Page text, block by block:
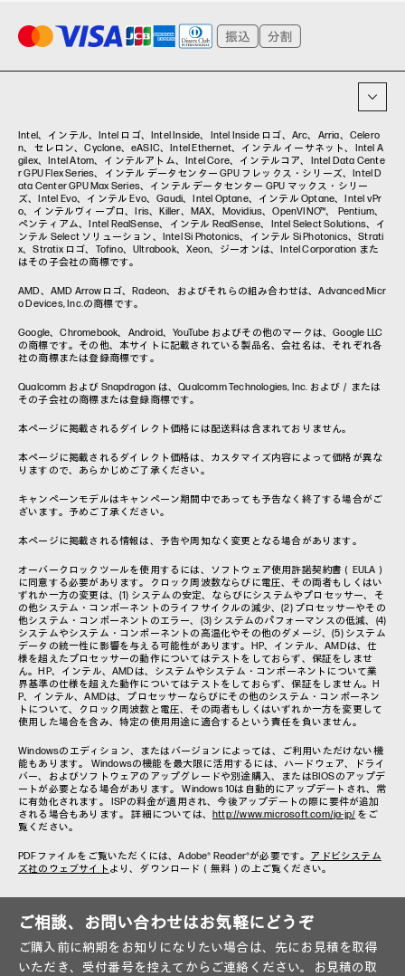
プリンター
タグ一覧
Intel、インテル、Intel ロゴ、Intel Inside、Intel Inside ロゴ、Arc、Arria、Celero
n、セレロン、Cyclone、eASIC、Intel Ethernet、インテル イーサネット、Intel A
gilex、Intel Atom、インテルアトム、Intel Core、インテルコア、Intel Data Cente
r GPU Flex Series、インテル データセンター GPU フレックス・シリーズ、Intel D
ata Center GPU Max Series、インテル データセンター GPU マックス・シリー
ズ、Intel Evo、インテル Evo、Gaudi、Intel Optane、インテル Optane、Intel vPr
o、インテルヴィープロ、Iris、Killer、MAX、Movidius、OpenVINO™、 Pentium、
ペンティアム、Intel RealSense、インテル RealSense、Intel Select Solutions、イ
ンテル Select ソリューション、Intel Si Photonics、インテル Si Photonics、Strati
x、Stratix ロゴ、Tofino、Ultrabook、Xeon、ジーオンは、Intel Corporation また
はその子会社の商標です。
AMD、AMD Arrowロゴ、Radeon、およびそれらの組み合わせは、Advanced Micr
o Devices, Inc.の商標です。
Google、Chromebook、Android、YouTube およびその他のマークは、Google LLC
の商標です。その他、本サイトに記載されている製品名、会社名は、それぞれ各
社の商標または登録商標です。
Qualcomm および Snapdragon は、Qualcomm Technologies, Inc. および／または
その子会社の商標または登録商標です。
本ページに掲載されるダイレクト価格には配送料は含まれておりません。
本ページに掲載されるダイレクト価格は、カスタマイズ内容によって価格が異な
りますので、あらかじめご了承ください。
キャンペーンモデルはキャンペーン期間中であっても予告なく終了する場合がご
ざいます。予めご了承ください。
本ページに掲載される情報は、予告や周知なく変更となる場合があります。
オーバークロックツールを使用するには、ソフトウェア使用許諾契約書（EULA）
に同意する必要があります。クロック周波数ならびに電圧、その両者もしくはい
ずれか一方の変更は、(1) システムの安定、ならびにシステムやプロセッサー、そ
の他システム・コンポーネントのライフサイクルの減少、(2) プロセッサーやその
他システム・コンポーネントのエラー、(3) システムのパフォーマンスの低減、(4)
システムやシステム・コンポーネントの高温化やその他のダメージ、(5) システム
データの統一性に影響を与える可能性があります。HP、インテル、AMDは、仕
様を超えたプロセッサーの動作についてはテストをしておらず、保証をしませ
ん。HP、インテル、AMDは、システムやシステム・コンポーネントについて業
界基準の仕様を超えた動作についてはテストをしておらず、保証をしません。H
P、インテル、AMDは、プロセッサーならびにその他のシステム・コンポーネン
トについて、クロック周波数と電圧、その両者もしくはいずれか一方を変更して
使用した場合を含み、特定の使用用途に適合するという責任を負いません。
Windowsのエディション、またはバージョンによっては、ご利用いただけない機
能もあります。 Windowsの機能を最大限に活用するには、ハードウェア、ドライ
バー、およびソフトウェアのアップグレードや別途購入、またはBIOSのアップデ
ートが必要となる場合があります。 Windows 10は自動的にアップデートされ、常
に有効化されます。 ISPの料金が適用され、今後アップデートの際に要件が追加
される場合もあります。 詳細については、 http://www.microsoft.com/ja-jp/ をご
覧ください。
PDFファイルをご覧いただくには、Adobe® Reader®が必要です。 アドビシステム
ズ社のウェブサイト より、ダウンロード（無料）の上ご覧ください。
ご相談、お問い合わせはお気軽にどうぞ
ご購入前に納期をお知りになりたい場合は、先にお見積を取得
いただき、受付番号を控えてからご連絡ください。お見積の取